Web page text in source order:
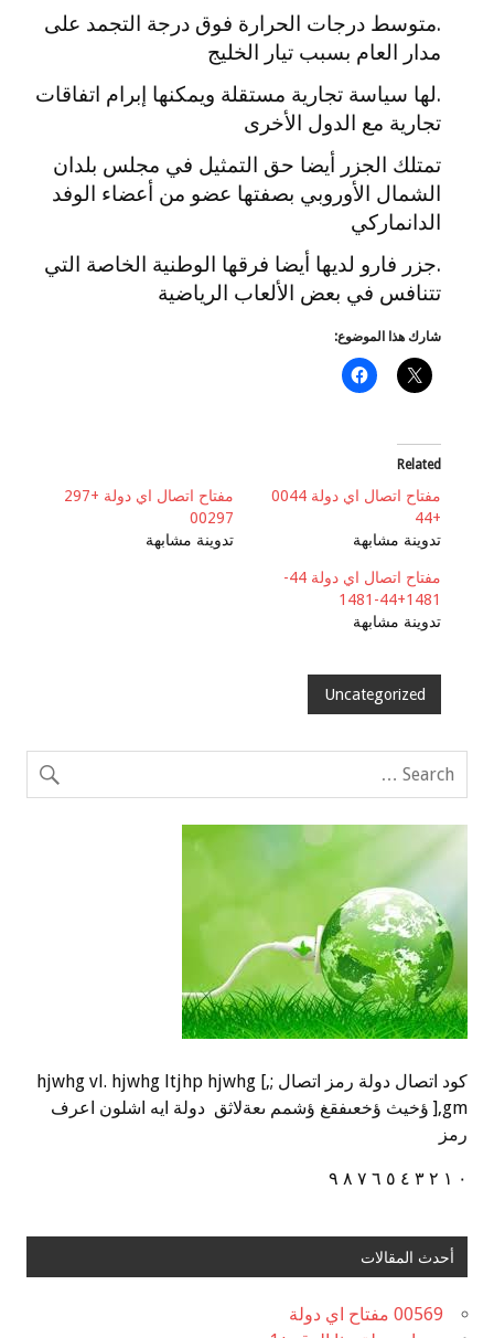
.متوسط ​​درجات الحرارة فوق درجة التجمد على
مدار العام بسبب تيار الخليج
.لها سياسة تجارية مستقلة ويمكنها إبرام اتفاقات
تجارية مع الدول الأخرى
تمتلك الجزر أيضا حق التمثيل في مجلس بلدان
الشمال الأوروبي بصفتها عضو من أعضاء الوفد
الدانماركي
.جزر فارو لديها أيضا فرقها الوطنية الخاصة التي
تتنافس في بعض الألعاب الرياضية
شارك هذا الموضوع:
Related
مفتاح اتصال اي دولة 0044
+44
تدوينة مشابهة
مفتاح اتصال اي دولة +297
00297
تدوينة مشابهة
مفتاح اتصال اي دولة 44-
1481+44-1481
تدوينة مشابهة
Uncategorized
كود اتصال دولة رمز اتصال ;,] hjwhg vl. hjwhg ltjhp hjwhg
],gm ؤخيث ؤخعىفقغ ؤشمم ىعةلاثق دولة ايه اشلون اعرف
رمز
٠ ١ ٢ ٣ ٤ ٥ ٦ ٧ ٨ ٩
أحدث المقالات
00569 مفتاح اي دولة